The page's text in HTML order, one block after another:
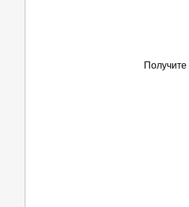
Получите